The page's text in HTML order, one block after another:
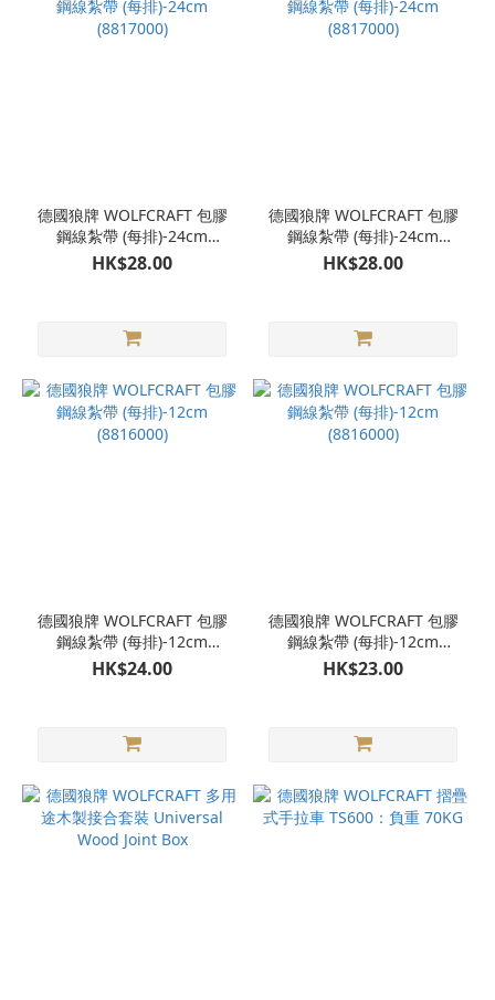
德國狼牌 WOLFCRAFT 包膠
鋼線紮帶 (每排)-24cm
(8817000)
HK$28.00
德國狼牌 WOLFCRAFT 包膠
鋼線紮帶 (每排)-24cm
(8817000)
HK$28.00
德國狼牌 WOLFCRAFT 包膠
鋼線紮帶 (每排)-12cm
(8816000)
HK$24.00
德國狼牌 WOLFCRAFT 包膠
鋼線紮帶 (每排)-12cm
(8816000)
HK$23.00